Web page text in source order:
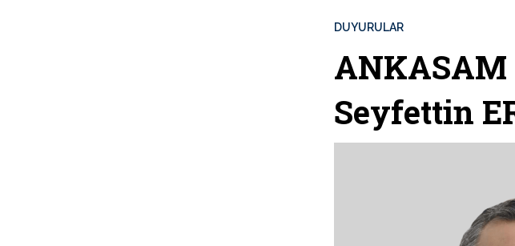
DUYURULAR
ANKASAM
Seyfettin